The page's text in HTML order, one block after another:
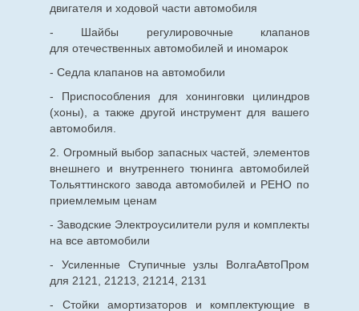
двигателя и ходовой части автомобиля
- Шайбы регулировочные клапанов
для отечественныхавтомобилей и иномарок
- Седла клапанов на автомобили
- Приспособления для хонинговки цилиндров
(хоны), а также другой инструмент для вашего
автомобиля.
2. Огромный выбор запасных частей, элементов
внешнего и внутреннего тюнинга автомобилей
Тольяттинского завода автомобилей и РЕНО по
приемлемым ценам
- Заводские Электроусилители руля и комплекты
на все автомобили
- Усиленные Ступичные узлы ВолгаАвтоПром
для 2121, 21213, 21214, 2131
- Стойки амортизаторов и комплектующие в